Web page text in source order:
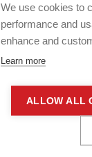
We use cookies to
performance and
enhance and
Learn more
ALLOW ALL